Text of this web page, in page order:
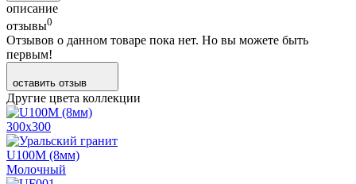
описание
отзывы0
Отзывов о данном товаре пока нет. Но вы можете быть
первым!
оставить отзыв
Другие цвета коллекции
300х300
U100M (8мм)
Молочный